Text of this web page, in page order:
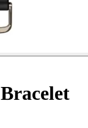
Bracelet